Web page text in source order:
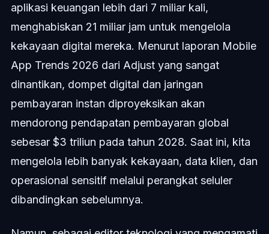
aplikasi keuangan lebih dari 7 miliar kali,
menghabiskan 21 miliar jam untuk mengelola
kekayaan digital mereka. Menurut laporan Mobile
App Trends 2026 dari Adjust yang sangat
dinantikan, dompet digital dan jaringan
pembayaran instan diproyeksikan akan
mendorong pendapatan pembayaran global
sebesar $3 triliun pada tahun 2028. Saat ini, kita
mengelola lebih banyak kekayaan, data klien, dan
operasional sensitif melalui perangkat seluler
dibandingkan sebelumnya.